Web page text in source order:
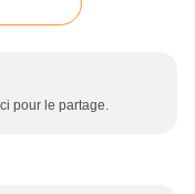
pour le partage.